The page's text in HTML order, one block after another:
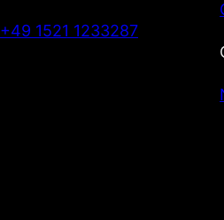
+49 1521 1233287